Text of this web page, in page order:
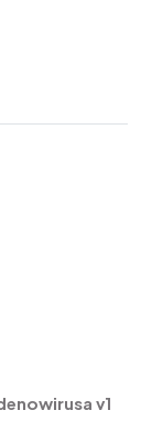
v1